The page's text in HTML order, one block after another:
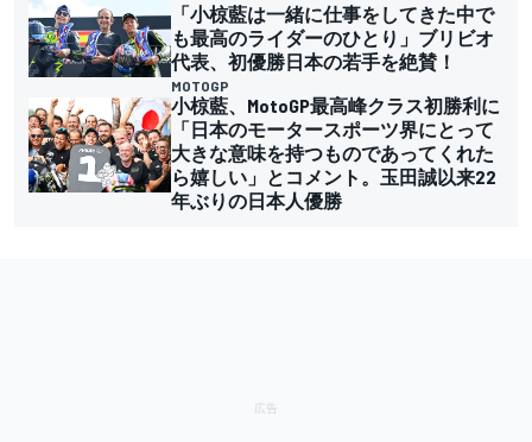
「小椋藍は一緒に仕事をしてきた中で
も最高のライダーのひとり」ブリビオ
代表、初優勝日本の若手を絶賛！
MOTOGP
小椋藍、MotoGP最高峰クラス初勝利に
「日本のモータースポーツ界にとって
大きな意味を持つものであってくれた
ら嬉しい」とコメント。玉田誠以来22
年ぶりの日本人優勝